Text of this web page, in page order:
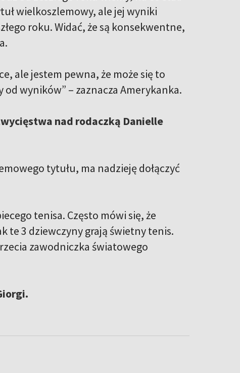
wielkoszlemowy, ale jej wyniki
roku. Widać, że są konsekwentne,
ale jestem pewna, że może się to
od wyników” – zaznacza Amerykanka.
nad rodaczką Danielle
tytułu, ma nadzieję dołączyć
tenisa. Często mówi się, że
te 3 dziewczyny grają świetny tenis.
zawodniczka światowego